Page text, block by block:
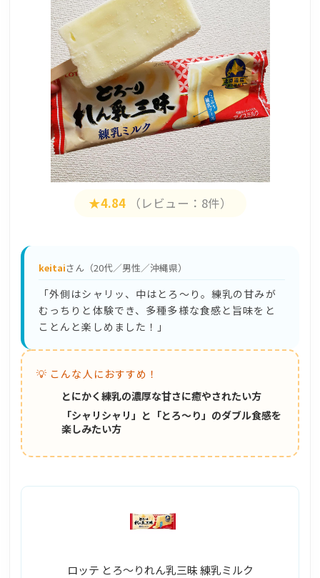
★4.84 （レビュー：8件）
keitaiさん（20代／男性／沖縄県）
「外側はシャリッ、中はとろ〜り。練乳の甘みが
むっちりと体験でき、多種多様な食感と旨味をと
ことんと楽しめました！」
💡 こんな人におすすめ！
とにかく練乳の濃厚な甘さに癒やされたい方
「シャリシャリ」と「とろ〜り」のダブル食感を
楽しみたい方
ロッテ とろ～りれん乳三昧 練乳ミルク